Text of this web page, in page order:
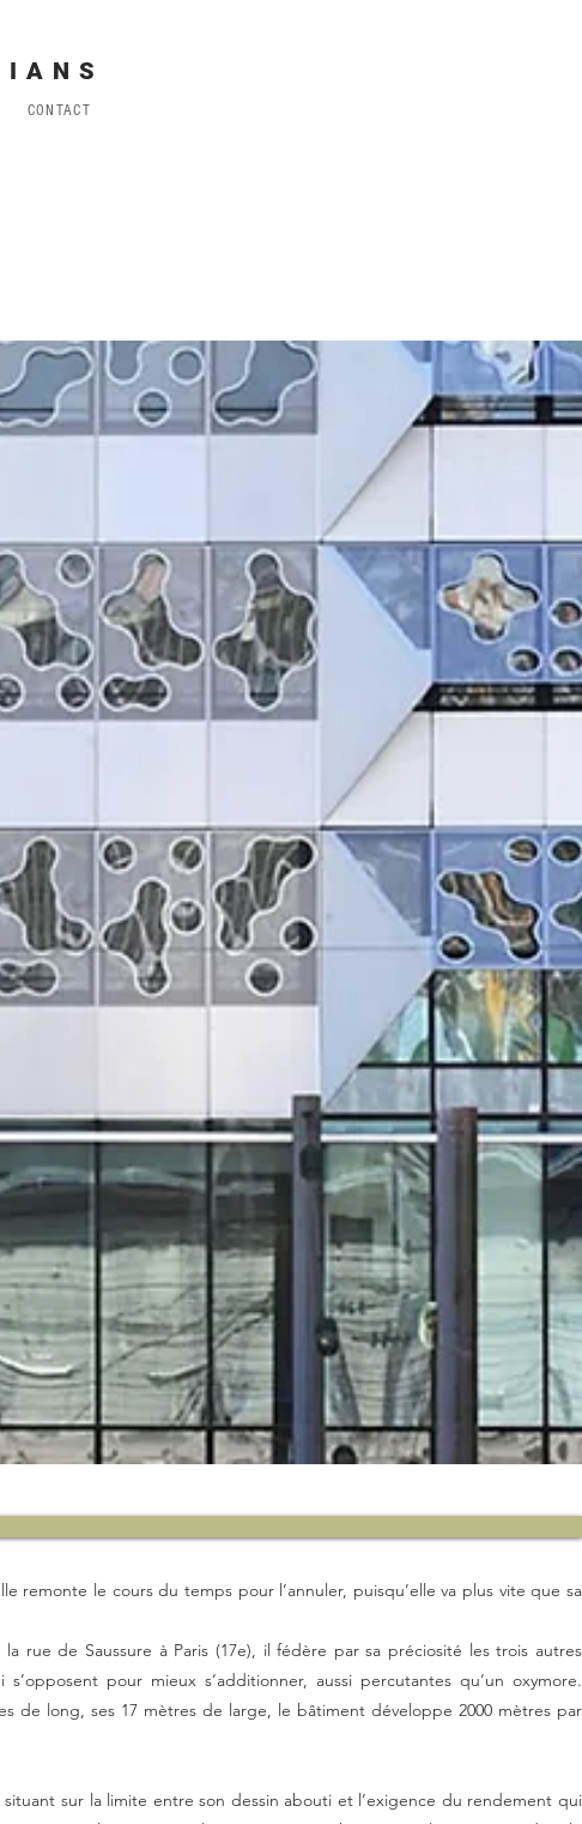
CONTACT
remonte le cours du temps pour l’annuler, puisqu’elle va plus vite que sa
pour mieux s’additionner, aussi percutantes qu’un oxymore.